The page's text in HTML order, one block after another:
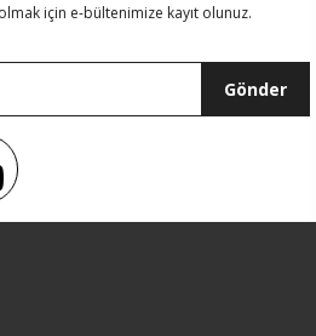
için e-bültenimize kayıt olunuz.
Gönder